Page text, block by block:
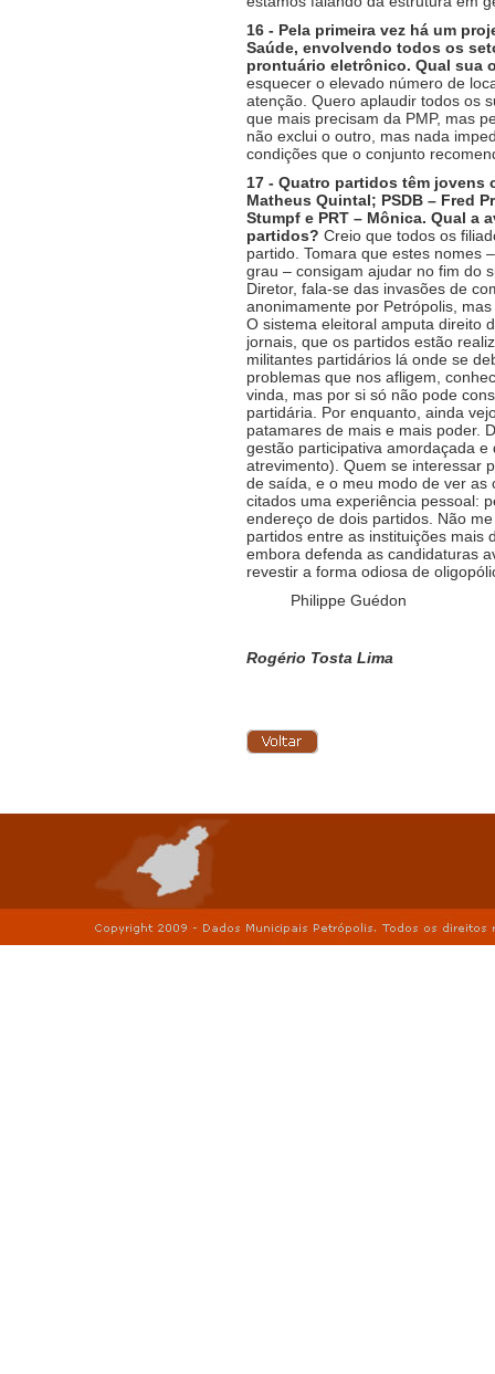
16 - Pela primeira vez há um
Saúde, envolvendo todos os
prontuário eletrônico. Qual sua
esquecer o elevado número de
atenção. Quero aplaudir todos os
que mais precisam da PMP, mas
não exclui o outro, mas nada
condições que o conjunto
17 - Quatro partidos têm jovens
Matheus Quintal; PSDB – Fred
Stumpf e PRT – Mônica. Qual a
partidos? Creio que todos os
partido. Tomara que estes nomes
grau – consigam ajudar no fim do
Diretor, fala-se das invasões de
anonimamente por Petrópolis,
O sistema eleitoral amputa direito
jornais, que os partidos estão
militantes partidários lá onde se
problemas que nos afligem,
vinda, mas por si só não pode
partidária. Por enquanto, ainda
patamares de mais e mais poder.
gestão participativa amordaçada
atrevimento). Quem se interessar
de saída, e o meu modo de ver as
citados uma experiência pessoal:
endereço de dois partidos. Não
partidos entre as instituições mais
embora defenda as candidaturas
revestir a forma odiosa de
Philippe Guédon
Rogério Tosta Lima